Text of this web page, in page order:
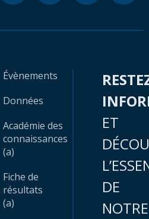
Évènements
Données
Académie des
connaissances
(a)
Fiche de
résultats
(a)
ET
DE
NOTRE